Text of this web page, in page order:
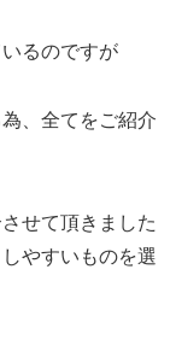
るのですが
、全てをご紹介
せて頂きました
やすいものを選